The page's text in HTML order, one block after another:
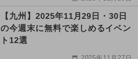
【九州】2025年11月29日・30日
の今週末に無料で楽しめるイベン
ト12選